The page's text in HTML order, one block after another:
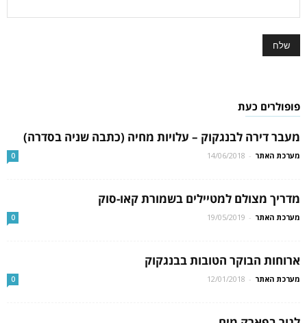
פופולרים כעת
מעבר דירה לבנגקוק – עלויות מחיה (כתבה שניה בסדרה)
מערכת האתר -
14/06/2018
0
מדריך מצולם למטיילים בשמורת קאו-סוק
מערכת האתר -
19/05/2019
0
ארוחות הבוקר הטובות בבנגקוק
מערכת האתר -
12/01/2018
0